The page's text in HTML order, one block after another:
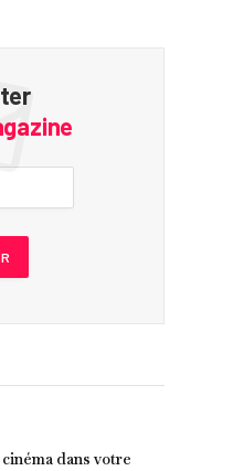
dans votre